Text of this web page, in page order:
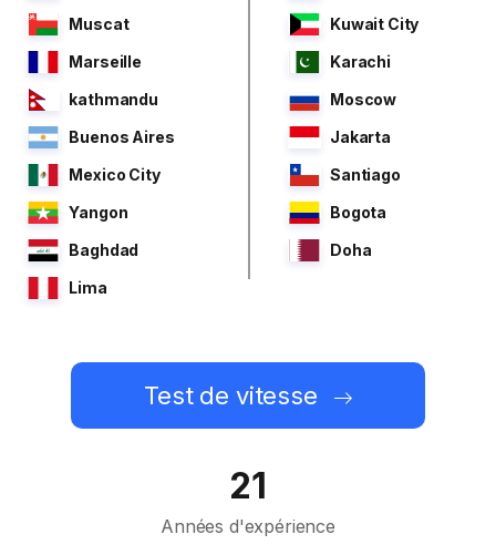
Muscat
Kuwait City
Marseille
Karachi
kathmandu
Moscow
Buenos Aires
Jakarta
Mexico City
Santiago
Yangon
Bogota
Baghdad
Doha
Lima
Test de vitesse
21
Années d'expérience